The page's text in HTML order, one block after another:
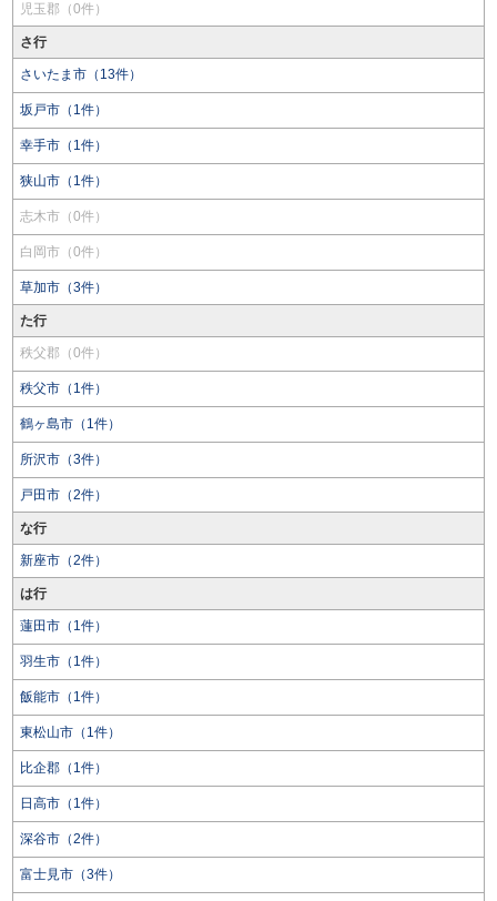
児玉郡（0件）
さ行
さいたま市（13件）
坂戸市（1件）
幸手市（1件）
狭山市（1件）
志木市（0件）
白岡市（0件）
草加市（3件）
た行
秩父郡（0件）
秩父市（1件）
鶴ヶ島市（1件）
所沢市（3件）
戸田市（2件）
な行
新座市（2件）
は行
蓮田市（1件）
羽生市（1件）
飯能市（1件）
東松山市（1件）
比企郡（1件）
日高市（1件）
深谷市（2件）
富士見市（3件）